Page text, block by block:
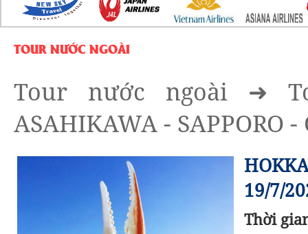
TOUR NƯỚC NGOÀI
Tour nước ngoài ➜
ASAHIKAWA - SAPPORO
19/7/
Thời